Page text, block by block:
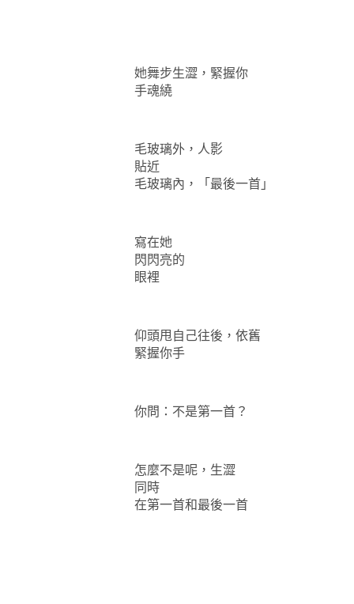
她舞步生澀，緊握你
手魂繞
毛玻璃外，人影
貼近
毛玻璃內，「最後一首」
寫在她
閃閃亮的
眼裡
仰頭甩自己往後，依舊
緊握你手
你問：不是第一首？
怎麼不是呢，生澀
同時
在第一首和最後一首